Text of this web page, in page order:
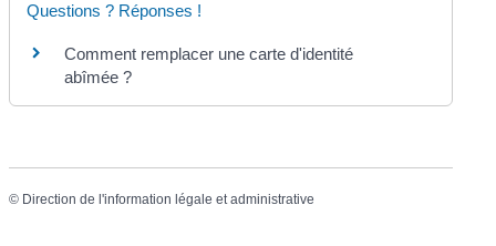
Questions ? Réponses !
Comment remplacer une carte d'identité
abîmée ?
© Direction de l'information légale et administrative